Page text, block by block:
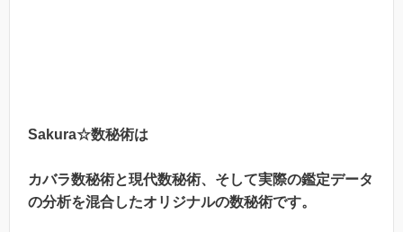
Sakura☆数秘術は
カバラ数秘術と現代数秘術、そして実際の鑑定データ
の分析を混合したオリジナルの数秘術です。